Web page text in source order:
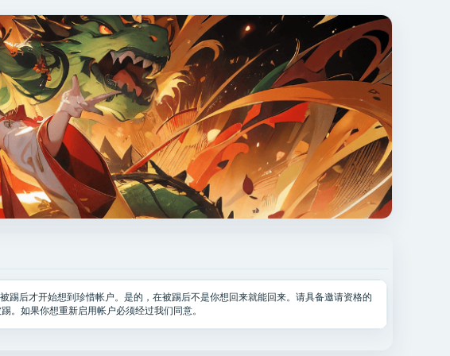
后才开始想到珍惜帐户。是的，在被踢后不是你想回来就能回来。请具备邀请资格的
。如果你想重新启用帐户必须经过我们同意。